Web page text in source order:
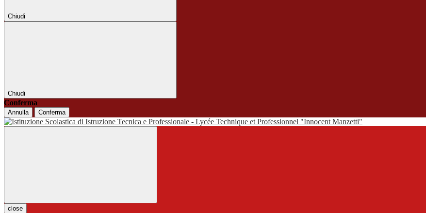
Chiudi
Chiudi
Conferma
Annulla Conferma
close